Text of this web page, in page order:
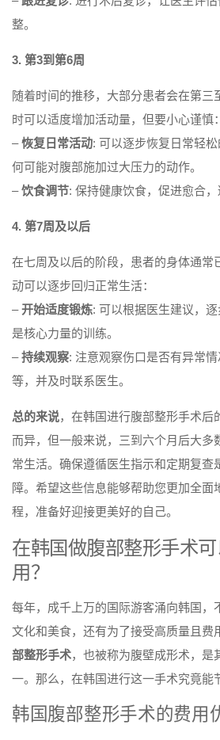
整。
3. 第3到第6周
随着时间的推移，大部分患者会在第三
时可以适度增加活动量，但要小心谨慎：
–恢复日常活动: 可以逐步恢复日常轻
何可能对腹部施加过大压力的动作。
–饮食调节: 保持健康饮食，促进愈合，
4. 第7周及以后
在七周及以后的阶段，患者的身体通常
动可以逐步回归正常生活：
–开始适度锻炼: 可以根据医生建议，
是核心力量的训练。
–持续观察: 注意观察伤口是否有异常
等，并及时联系医生。
总的来说，在韩国进行腹部整形手术后
而异，但一般来说，三到六个月后大多
常生活。确保遵循医生指示和定期复查
障。希望这些信息能够帮助您更加全面
程，准备好迎接更美好的自己。
在韩国做腹部整形手术
用？
每年，成千上万的国际游客涌向韩国，
文化和美食，还有为了接受高质量且费
部整形手术，也被称为腹壁成形术，是
一。那么，在韩国进行这一手术究竟能
韩国腹部整形手术的费用